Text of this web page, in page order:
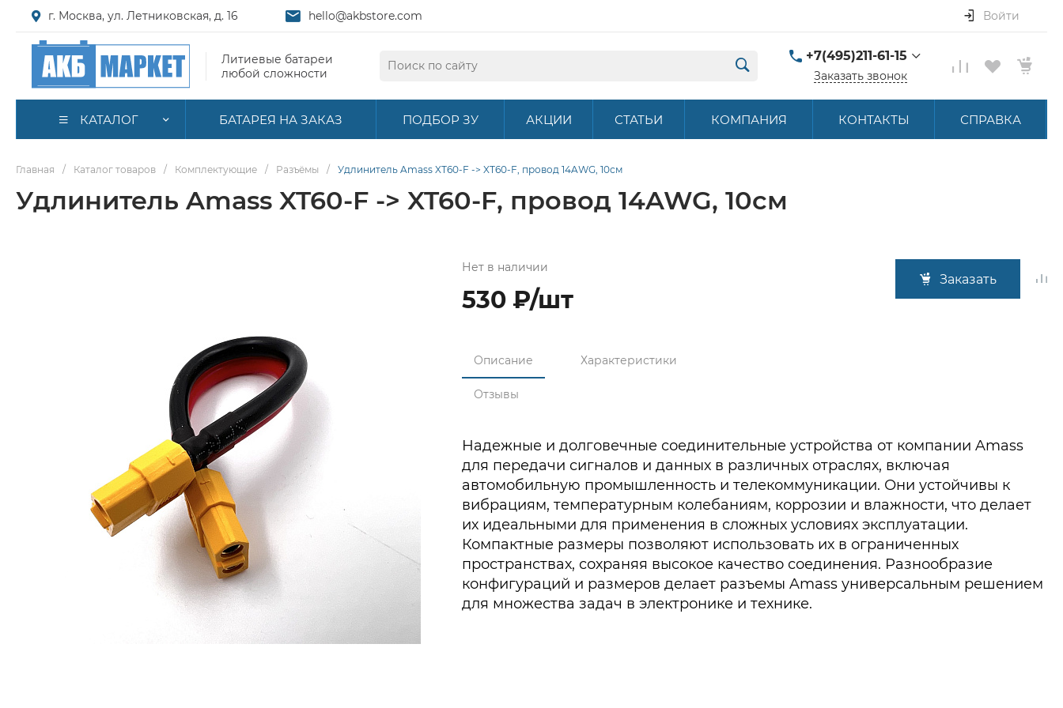
г. Москва, ул. Летниковская, д. 16 hello@akbstore.com Войти
Литиевые батареи
любой сложности
+7(495)211-61-15
+7(495)211-61-15
г. Москва, ул.
Заказать звонок
КАТАЛОГ БАТАРЕЯ НА ЗАКАЗ ПОДБОР ЗУ АКЦИИ СТАТЬИ КОМПАНИЯ КОНТАКТЫ СПРАВКА
Главная / Каталог товаров / Комплектующие / Разъёмы / Удлинитель Amass XT60-F -> XT60-F, провод 14AWG, 10см
Удлинитель Amass XT60-F -> XT60-F, провод 14AWG, 10см
Нет в наличии
530 ₽/шт
Заказать
Описание Характеристики
Отзывы
Надежные и долговечные соединительные устройства от компании Amass
для передачи сигналов и данных в различных отраслях, включая
автомобильную промышленность и телекоммуникации. Они устойчивы к
вибрациям, температурным колебаниям, коррозии и влажности, что делает
их идеальными для применения в сложных условиях эксплуатации.
Компактные размеры позволяют использовать их в ограниченных
пространствах, сохраняя высокое качество соединения. Разнообразие
конфигураций и размеров делает разъемы Amass универсальным решением
для множества задач в электронике и технике.